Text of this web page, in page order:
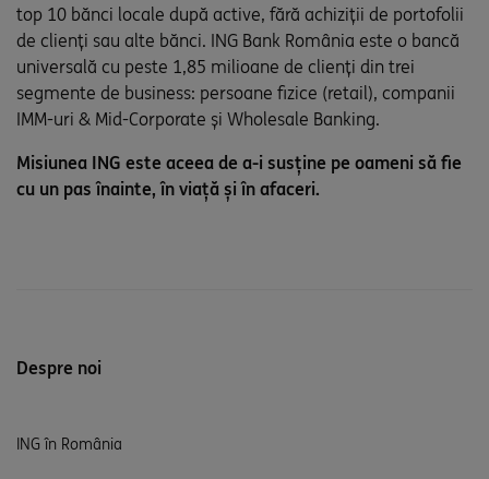
top 10 bănci locale după active, fără achiziții de portofolii
de clienți sau alte bănci. ING Bank România este o bancă
universală cu peste 1,85 milioane de clienți din trei
segmente de business: persoane fizice (retail), companii
IMM-uri & Mid-Corporate și Wholesale Banking.
Misiunea ING este aceea de a-i susține pe oameni să fie
cu un pas înainte, în viață și în afaceri.
Despre noi
ING în România